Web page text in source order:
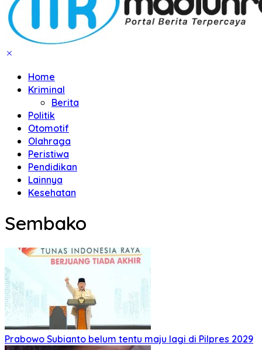
Home
Kriminal
Berita
Politik
Otomotif
Olahraga
Peristiwa
Pendidikan
Lainnya
Kesehatan
Sembako
Prabowo Subianto belum tentu maju lagi di Pilpres 2029